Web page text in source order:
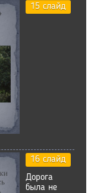
15 слайд
16 слайд
Дорога
была не